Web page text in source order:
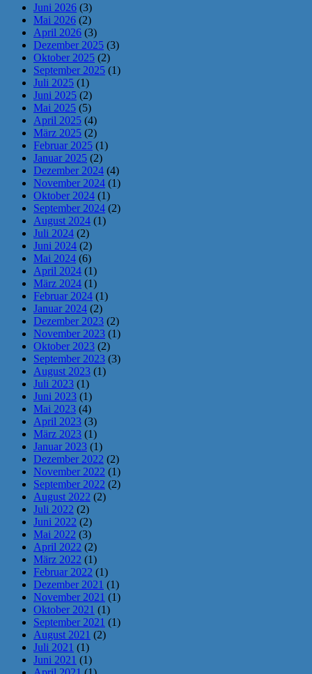
Juni 2026 (3)
Mai 2026 (2)
April 2026 (3)
Dezember 2025 (3)
Oktober 2025 (2)
September 2025 (1)
Juli 2025 (1)
Juni 2025 (2)
Mai 2025 (5)
April 2025 (4)
März 2025 (2)
Februar 2025 (1)
Januar 2025 (2)
Dezember 2024 (4)
November 2024 (1)
Oktober 2024 (1)
September 2024 (2)
August 2024 (1)
Juli 2024 (2)
Juni 2024 (2)
Mai 2024 (6)
April 2024 (1)
März 2024 (1)
Februar 2024 (1)
Januar 2024 (2)
Dezember 2023 (2)
November 2023 (1)
Oktober 2023 (2)
September 2023 (3)
August 2023 (1)
Juli 2023 (1)
Juni 2023 (1)
Mai 2023 (4)
April 2023 (3)
März 2023 (1)
Januar 2023 (1)
Dezember 2022 (2)
November 2022 (1)
September 2022 (2)
August 2022 (2)
Juli 2022 (2)
Juni 2022 (2)
Mai 2022 (3)
April 2022 (2)
März 2022 (1)
Februar 2022 (1)
Dezember 2021 (1)
November 2021 (1)
Oktober 2021 (1)
September 2021 (1)
August 2021 (2)
Juli 2021 (1)
Juni 2021 (1)